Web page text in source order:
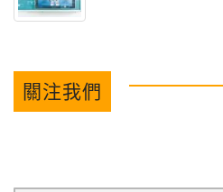
關注我們